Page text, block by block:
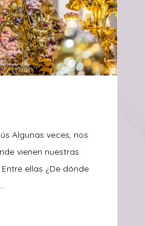
Algunas veces, nos
vienen nuestras
ellas ¿De dónde